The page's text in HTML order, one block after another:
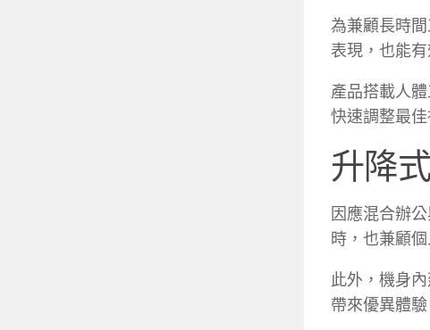
為兼顧長時
表現，也能
產品搭載人
快速調整最
升降
因應混合辦
時，也兼顧
此外，機身
帶來優異體驗